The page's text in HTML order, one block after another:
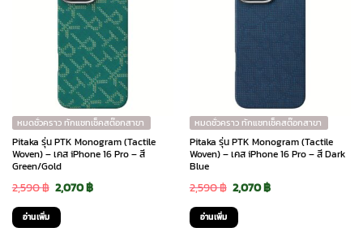
หมดชั่วคราว ทักแชทเช็คสต๊อกสาขา
Pitaka รุ่น PTK Monogram (Tactile
Woven) – เคส iPhone 16 Pro – สี
Green/Gold
2,590฿ Original
price
2,070฿Current
อ่านเพิ่ม
หมดชั่วคราว ทักแชทเช็คสต๊อกสาขา
Pitaka รุ่น PTK Monogram (Tactile
Woven) – เคส iPhone 16 Pro – สี Dark
Blue
2,590฿ Original
price
2,070฿Current
อ่านเพิ่ม